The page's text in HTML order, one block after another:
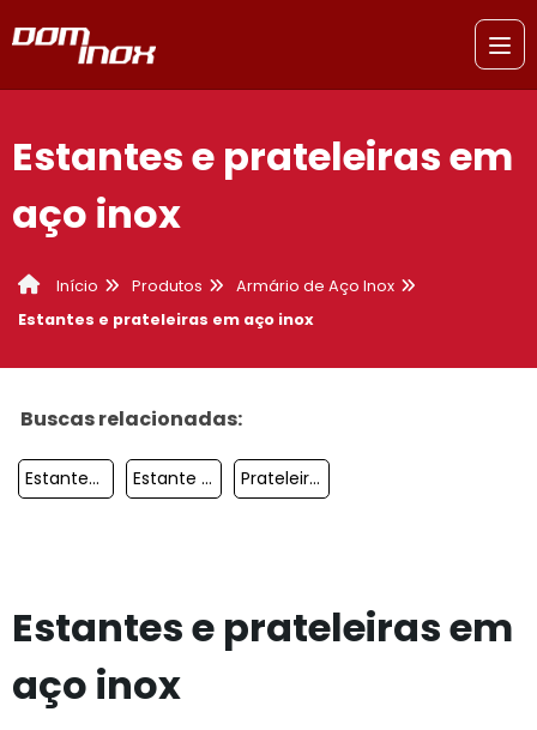
Estantes e prateleiras em
aço inox
Início Produtos
Armário de Aço Inox
Estantes e prateleiras em aço inox
Buscas relacionadas:
Estantes E Prateleiras Em Aço Inox Estante Lisa Inox Prateleira Inox
Estantes e prateleiras em
aço inox